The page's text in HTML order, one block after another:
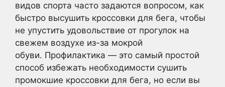
видов спорта часто задаются вопросом, как
быстро высушить кроссовки для бега, чтобы
не упустить удовольствие от прогулок на
свежем воздухе из-за мокрой
обуви. Профилактика — это самый простой
способ избежать необходимости сушить
промокшие кроссовки для бега, но если вы